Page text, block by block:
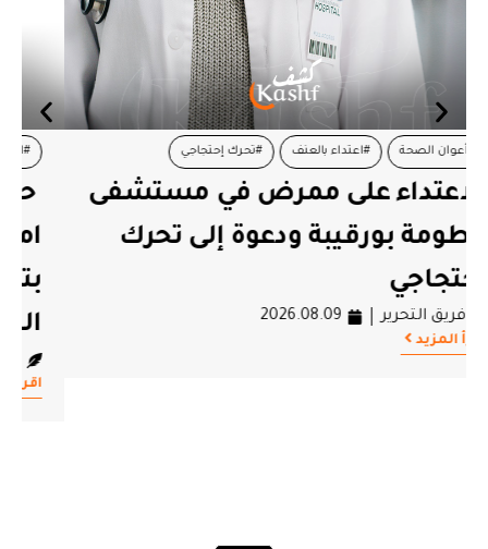
#الدواء #العلاج #تونس #حركة حق
حركة حق: الحق في العلاج ليس
امتيازا والسلطة مطالبة اليوم
بتحمّل مسؤولياتها في حماية
الحق في العلاج
فريق التحرير